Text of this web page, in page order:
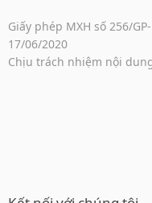
Giấy phép MXH số 256/
17/06/2020
Chịu trách nhiệm nội